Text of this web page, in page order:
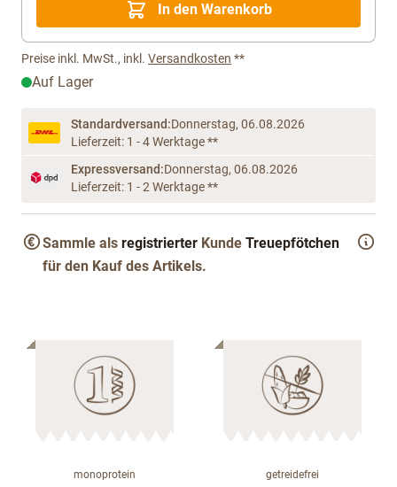
In den Warenkorb
Preise inkl. MwSt., inkl. Versandkosten **
Auf Lager
Standardversand:Donnerstag, 06.08.2026
Lieferzeit: 1 - 4 Werktage **
Expressversand:Donnerstag, 06.08.2026
Lieferzeit: 1 - 2 Werktage **
Sammle als registrierterKunde Treuepfötchen
für den Kauf des Artikels.
monoprotein getreidefrei